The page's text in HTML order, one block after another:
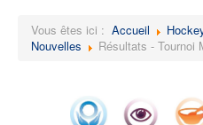
Vous êtes ici : Accueil
Nouvelles
Résultats - Tournoi